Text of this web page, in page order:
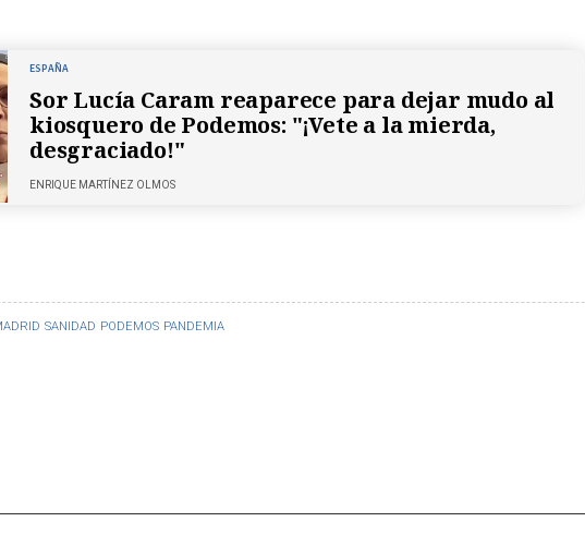
SANIDAD PODEMOS PANDEMIA
ESPAÑA
Sor Lucía Caram reaparece para dejar mudo al
kiosquero de Podemos: "¡Vete a la mierda,
desgraciado!"
ENRIQUE MARTÍNEZ OLMOS